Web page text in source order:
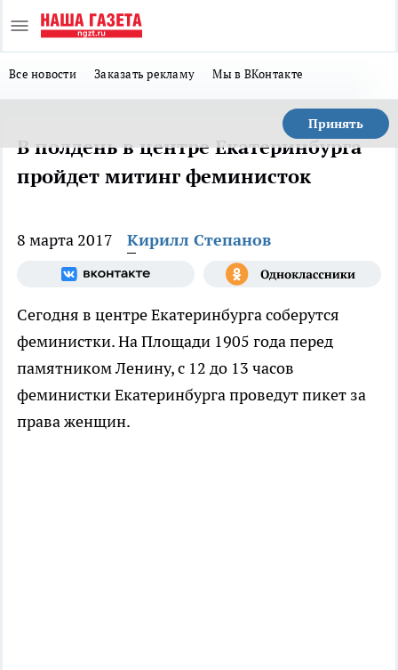
Все новости Заказать рекламу Мы в ВКонтакте
Принять
В полдень в центре Екатеринбурга
пройдет митинг феминисток
8 марта 2017 Кирилл Степанов
Сегодня в центре Екатеринбурга соберутся
феминистки. На Площади 1905 года перед
памятником Ленину, с 12 до 13 часов
феминистки Екатеринбурга проведут пикет за
права женщин.